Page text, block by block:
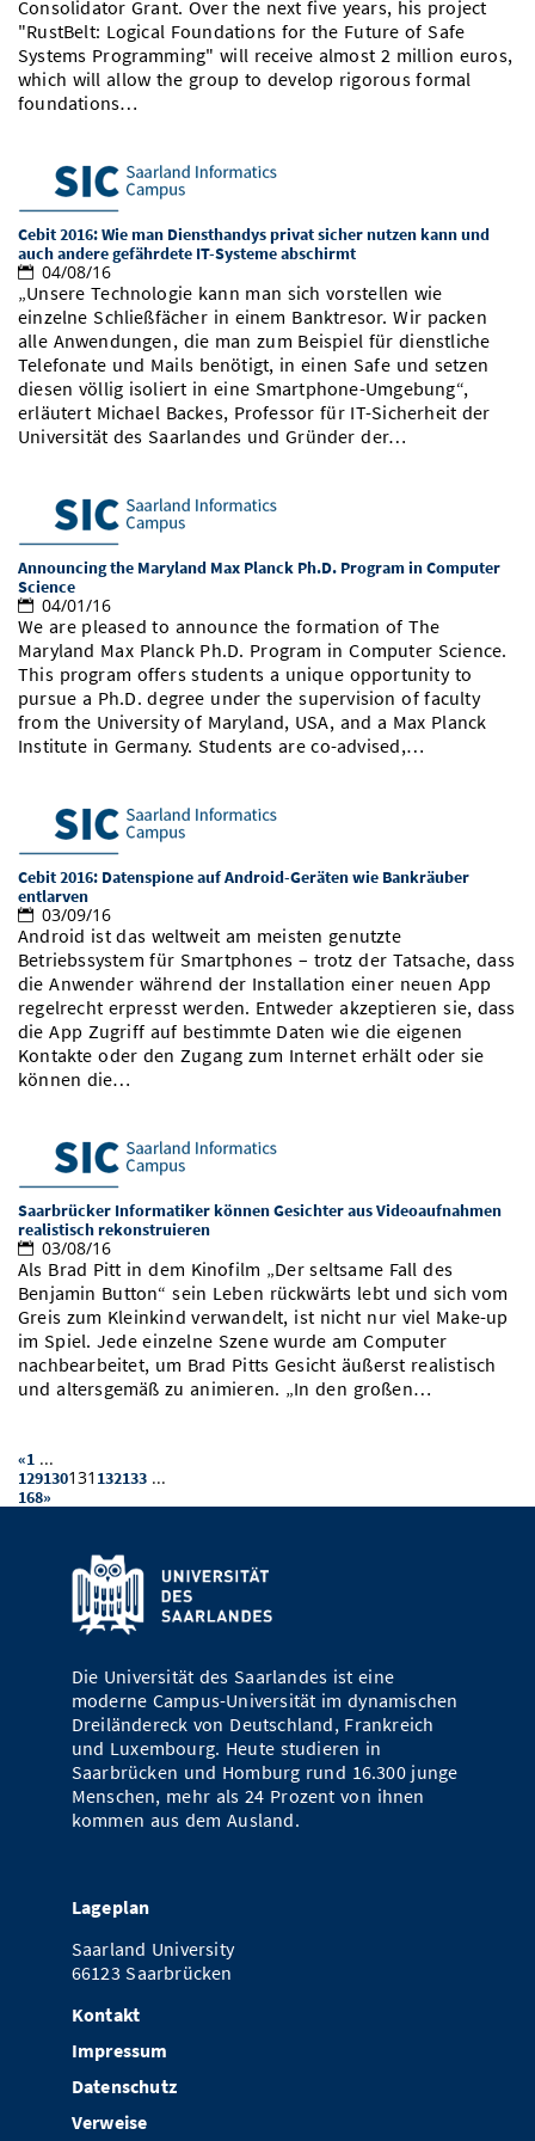
Vom Studium in den Beruf
Study Scheduler
Bibliothek
Open Science/Open Access
Start-ups
IT-Themenabend
Ranking
Zahlen & Fakten
Preise, Auszeichnungen und Förderungen
Kontakt
SIC Podcast
Anfahrt
AnsprechpartnerInnen, Personen, Forschungsgruppen
Alumni
Consolidator Grant. Over the next five years, his project
"RustBelt: Logical Foundations for the Future of Safe
Systems Programming" will receive almost 2 million euros,
which will allow the group to develop rigorous formal
foundations…
Cebit 2016: Wie man Diensthandys privat sicher nutzen kann und
auch andere gefährdete IT-Systeme abschirmt
04/08/16
„Unsere Technologie kann man sich vorstellen wie
einzelne Schließfächer in einem Banktresor. Wir packen
alle Anwendungen, die man zum Beispiel für dienstliche
Telefonate und Mails benötigt, in einen Safe und setzen
diesen völlig isoliert in eine Smartphone-Umgebung“,
erläutert Michael Backes, Professor für IT-Sicherheit der
Universität des Saarlandes und Gründer der…
Announcing the Maryland Max Planck Ph.D. Program in Computer
Science
04/01/16
We are pleased to announce the formation of The
Maryland Max Planck Ph.D. Program in Computer Science.
This program offers students a unique opportunity to
pursue a Ph.D. degree under the supervision of faculty
from the University of Maryland, USA, and a Max Planck
Institute in Germany. Students are co-advised,…
Cebit 2016: Datenspione auf Android-Geräten wie Bankräuber
entlarven
03/09/16
Android ist das weltweit am meisten genutzte
Betriebssystem für Smartphones – trotz der Tatsache, dass
die Anwender während der Installation einer neuen App
regelrecht erpresst werden. Entweder akzeptieren sie, dass
die App Zugriff auf bestimmte Daten wie die eigenen
Kontakte oder den Zugang zum Internet erhält oder sie
können die…
Saarbrücker Informatiker können Gesichter aus Videoaufnahmen
realistisch rekonstruieren
03/08/16
Als Brad Pitt in dem Kinofilm „Der seltsame Fall des
Benjamin Button“ sein Leben rückwärts lebt und sich vom
Greis zum Kleinkind verwandelt, ist nicht nur viel Make-up
im Spiel. Jede einzelne Szene wurde am Computer
nachbearbeitet, um Brad Pitts Gesicht äußerst realistisch
und altersgemäß zu animieren. „In den großen…
«1 ...
129130131 132133 ...
168»
Die Universität des Saarlandes ist eine
moderne Campus-Universität im dynamischen
Dreiländereck von Deutschland, Frankreich
und Luxembourg. Heute studieren in
Saarbrücken und Homburg rund 16.300 junge
Menschen, mehr als 24 Prozent von ihnen
kommen aus dem Ausland.
Lageplan
Saarland University
66123 Saarbrücken
Kontakt
Impressum
Datenschutz
Verweise